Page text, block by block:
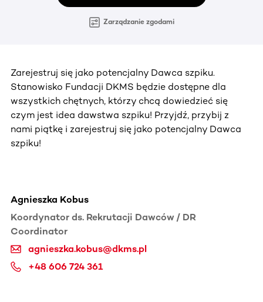
Zarządzanie zgodami
Zarejestruj się jako potencjalny Dawca szpiku.
Stanowisko Fundacji DKMS będzie dostępne dla
wszystkich chętnych, którzy chcą dowiedzieć się
czym jest idea dawstwa szpiku! Przyjdź, przybij z
nami piątkę i zarejestruj się jako potencjalny Dawca
szpiku!
Agnieszka Kobus
Koordynator ds. Rekrutacji Dawców / DR
Coordinator
agnieszka.kobus@dkms.pl
+48 606 724 361